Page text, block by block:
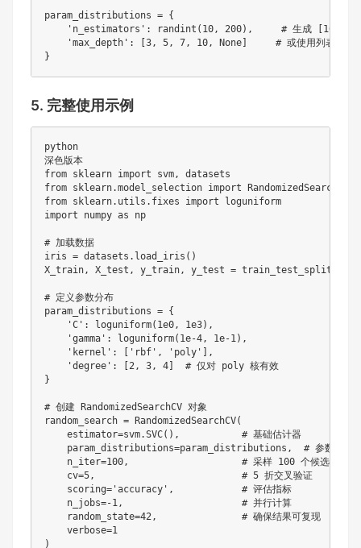
param_distributions = {
'n_estimators' : randint ( 10, 200) ,
# 生成 [10,
'max_depth' : 3, 5, 7, 10, None
# 或使用列表
}
5. 完整使用示例
python
from sklearn import svm,
from sklearn.model_selection import RandomizedSearchCV
from sklearn. utils . fixes import
import numpy as np
# 加载数据
iris = datasets . load_iris ( )
X_train, X_test , y_train, y_test = train_test_split
# 定义参数分布
param_distributions = {
'C' : loguniform( 1e0, 1e3) ,
'gamma' : loguniform( 1e-4, 1e-1) ,
'kernel' : 'rbf' , 'poly'
,
'degree' : 2, 3, 4
# 仅对 poly 核有效
}
# 创建 RandomizedSearchCV 对象
random_search = RandomizedSearchCV(
    estimator
=svm.SVC( ) ,
# 基础估计器
    param_distributions
=param_distributions ,
# 参数分布
    n_iter
=100,
# 采样 100 个候选组合
    cv
=5,
# 5 折交叉验证
    scoring
= 'accuracy' ,
# 评估指标
    n_jobs
=-1,
# 并行计算
    random_state
=42,
# 确保结果可复现
    verbose
=1
)